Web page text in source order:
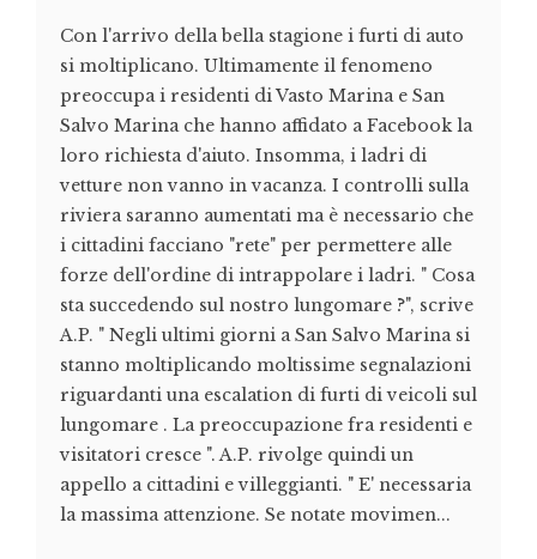
Con l'arrivo della bella stagione i furti di auto
si moltiplicano. Ultimamente il fenomeno
preoccupa i residenti di Vasto Marina e San
Salvo Marina che hanno affidato a Facebook la
loro richiesta d'aiuto. Insomma, i ladri di
vetture non vanno in vacanza. I controlli sulla
riviera saranno aumentati ma è necessario che
i cittadini facciano "rete" per permettere alle
forze dell'ordine di intrappolare i ladri. " Cosa
sta succedendo sul nostro lungomare ?", scrive
A.P. " Negli ultimi giorni a San Salvo Marina si
stanno moltiplicando moltissime segnalazioni
riguardanti una escalation di furti di veicoli sul
lungomare . La preoccupazione fra residenti e
visitatori cresce ". A.P. rivolge quindi un
appello a cittadini e villeggianti. " E' necessaria
la massima attenzione. Se notate movimen...